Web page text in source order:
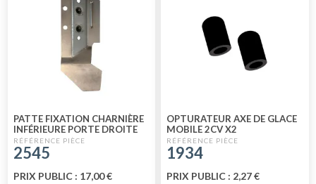
PATTE FIXATION CHARNIÈRE
INFÉRIEURE PORTE DROITE
DE 2CV A PARTIR DU 02/70
2545
PRIX PUBLIC : 17,00 €
OPTURATEUR AXE DE GLACE
MOBILE 2CV X2
1934
PRIX PUBLIC : 2,27 €